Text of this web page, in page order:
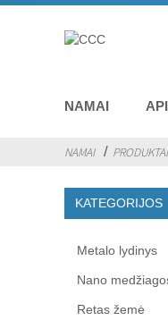
NAMAI
NAMAI PRODUKTAI
KATEGORIJOS
Metalo lydinys
Nano
Retas žemė